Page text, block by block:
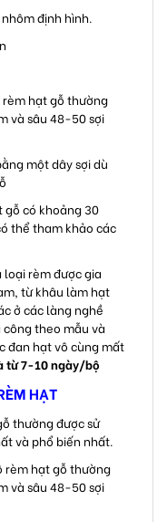
định hình.
hạt gỗ thường
và sâu 48-50 sợi
một dây sợi dù
gỗ có khoảng 30
thể tham khảo các
loại rèm được gia
từ khâu làm hạt
ở các làng nghề
theo mẫu và
đan hạt vô cùng mất
từ 7-10 ngày/bộ
HẠT
thường được sử
và phổ biến nhất.
rèm hạt gỗ thường
và sâu 48-50 sợi